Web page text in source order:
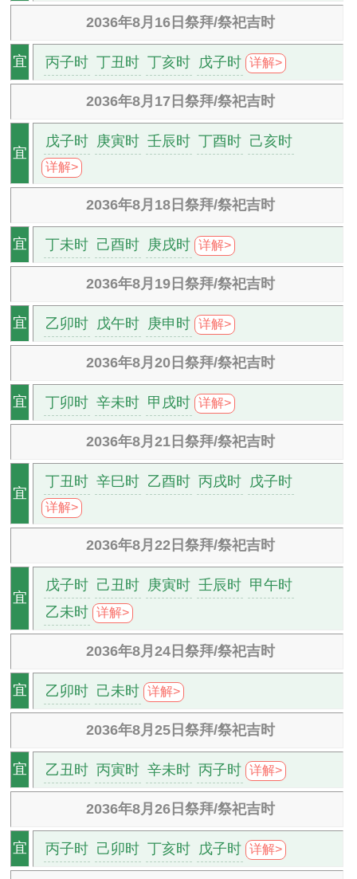
2036年8月16日祭拜/祭祀吉时
宜 丙子时 丁丑时 丁亥时 戊子时 详解>
2036年8月17日祭拜/祭祀吉时
宜
戊子时 庚寅时 壬辰时 丁酉时 己亥时
详解>
2036年8月18日祭拜/祭祀吉时
宜 丁未时 己酉时 庚戌时 详解>
2036年8月19日祭拜/祭祀吉时
宜 乙卯时 戊午时 庚申时 详解>
2036年8月20日祭拜/祭祀吉时
宜 丁卯时 辛未时 甲戌时 详解>
2036年8月21日祭拜/祭祀吉时
宜
丁丑时 辛巳时 乙酉时 丙戌时 戊子时
详解>
2036年8月22日祭拜/祭祀吉时
宜
戊子时 己丑时 庚寅时 壬辰时 甲午时
乙未时 详解>
2036年8月24日祭拜/祭祀吉时
宜 乙卯时 己未时 详解>
2036年8月25日祭拜/祭祀吉时
宜 乙丑时 丙寅时 辛未时 丙子时 详解>
2036年8月26日祭拜/祭祀吉时
宜 丙子时 己卯时 丁亥时 戊子时 详解>